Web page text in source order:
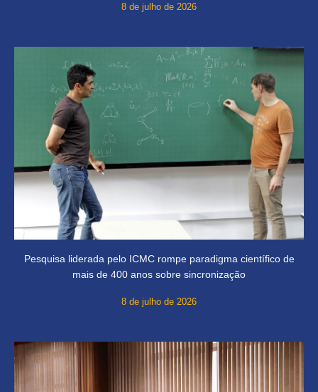
8 de julho de 2026
Pesquisa liderada pelo ICMC rompe paradigma científico de
mais de 400 anos sobre sincronização
8 de julho de 2026